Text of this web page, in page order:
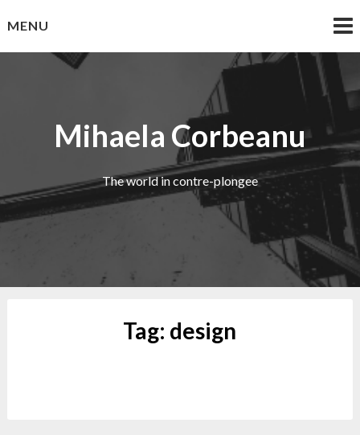
toMENU
Mihaela Corbeanu
The world in contre-plongee
Tag: design